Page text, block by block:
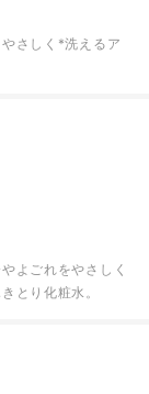
さしく *洗えるア
よごれをやさしく
とり化粧水。